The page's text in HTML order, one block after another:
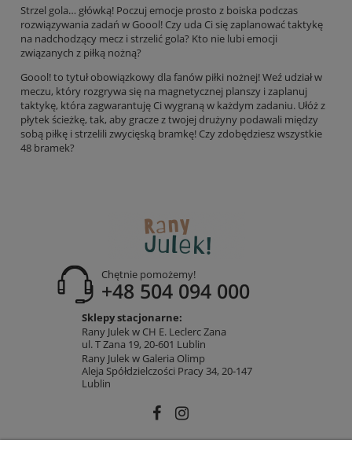
Strzel gola… główką! Poczuj emocje prosto z boiska podczas
rozwiązywania zadań w Goool! Czy uda Ci się zaplanować taktykę
na nadchodzący mecz i strzelić gola? Kto nie lubi emocji
związanych z piłką nożną?
Goool! to tytuł obowiązkowy dla fanów piłki nożnej! Weź udział w
meczu, który rozgrywa się na magnetycznej planszy i zaplanuj
taktykę, która zagwarantuję Ci wygraną w każdym zadaniu. Ułóż z
płytek ścieżkę, tak, aby gracze z twojej drużyny podawali między
sobą piłkę i strzelili zwycięską bramkę! Czy zdobędziesz wszystkie
48 bramek?
Chętnie pomożemy!
+48 504 094 000
Sklepy stacjonarne:
Rany Julek w CH E. Leclerc Zana
ul. T Zana 19, 20-601 Lublin
Rany Julek w Galeria Olimp
Aleja Spółdzielczości Pracy 34, 20-147
Lublin